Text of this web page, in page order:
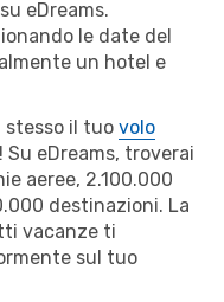
eDreams.
le date del
un hotel e
stesso il tuo volo
Su eDreams, troverai
aeree, 2.100.000
destinazioni. La
vacanze ti
sul tuo